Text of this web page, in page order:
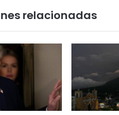
relacionadas